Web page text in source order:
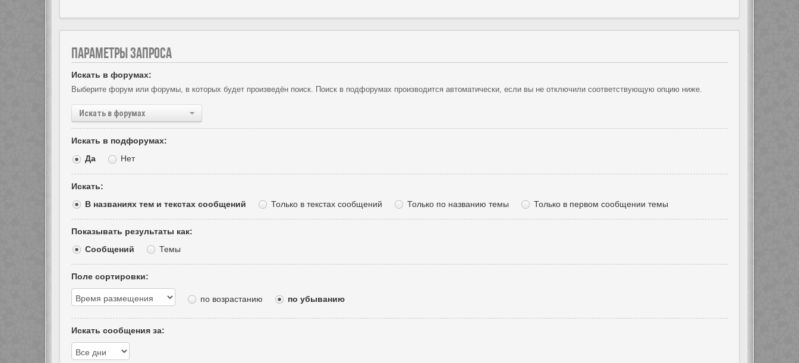
ПАРАМЕТРЫ ЗАПРОСА
Искать в форумах:
Выберите форум или форумы, в которых будет произведён поиск. Поиск в подфорумах производится автоматически, если вы не отключили соответствующую опцию ниже.
Искать в форумах
Искать в подфорумах:
Да
Нет
Искать:
В названиях тем и текстах сообщений
Только в текстах сообщений Только по названию темы Только в первом сообщении темы
Показывать результаты как:
Сообщений
Темы
Поле сортировки:
по возрастанию по убыванию
Искать сообщения за: